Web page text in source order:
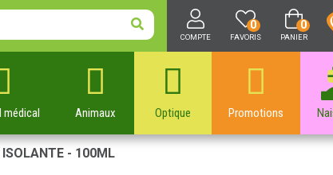
COMPTE FAVORIS
0
PANIER
0
médical Animaux Optique Promotions
ISOLANTE - 100ML